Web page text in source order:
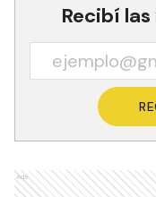
Recibí
Ads